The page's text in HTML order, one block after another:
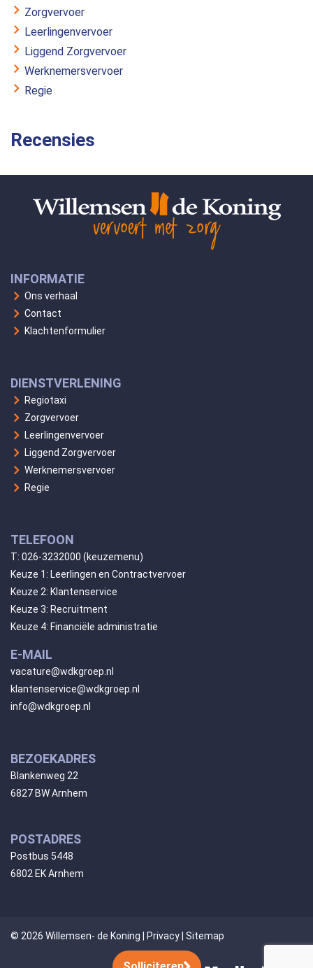
Zorgvervoer
Leerlingenvervoer
Liggend Zorgvervoer
Werknemersvervoer
Regie
Recensies
INFORMATIE
Ons verhaal
Contact
Klachtenformulier
DIENSTVERLENING
Regiotaxi
Zorgvervoer
Leerlingenvervoer
Liggend Zorgvervoer
Werknemersvervoer
Regie
TELEFOON
T: 026-3232000 (keuzemenu)
Keuze 1: Leerlingen en Contractvervoer
Keuze 2: Klantenservice
Keuze 3: Recruitment
Keuze 4: Financiële administratie
E-MAIL
vacature@wdkgroep.nl
klantenservice@wdkgroep.nl
info@wdkgroep.nl
BEZOEKADRES
Blankenweg 22
6827 BW Arnhem
POSTADRES
Postbus 5448
6802 EK Arnhem
© 2026 Willemsen- de Koning | Privacy| Sitemap